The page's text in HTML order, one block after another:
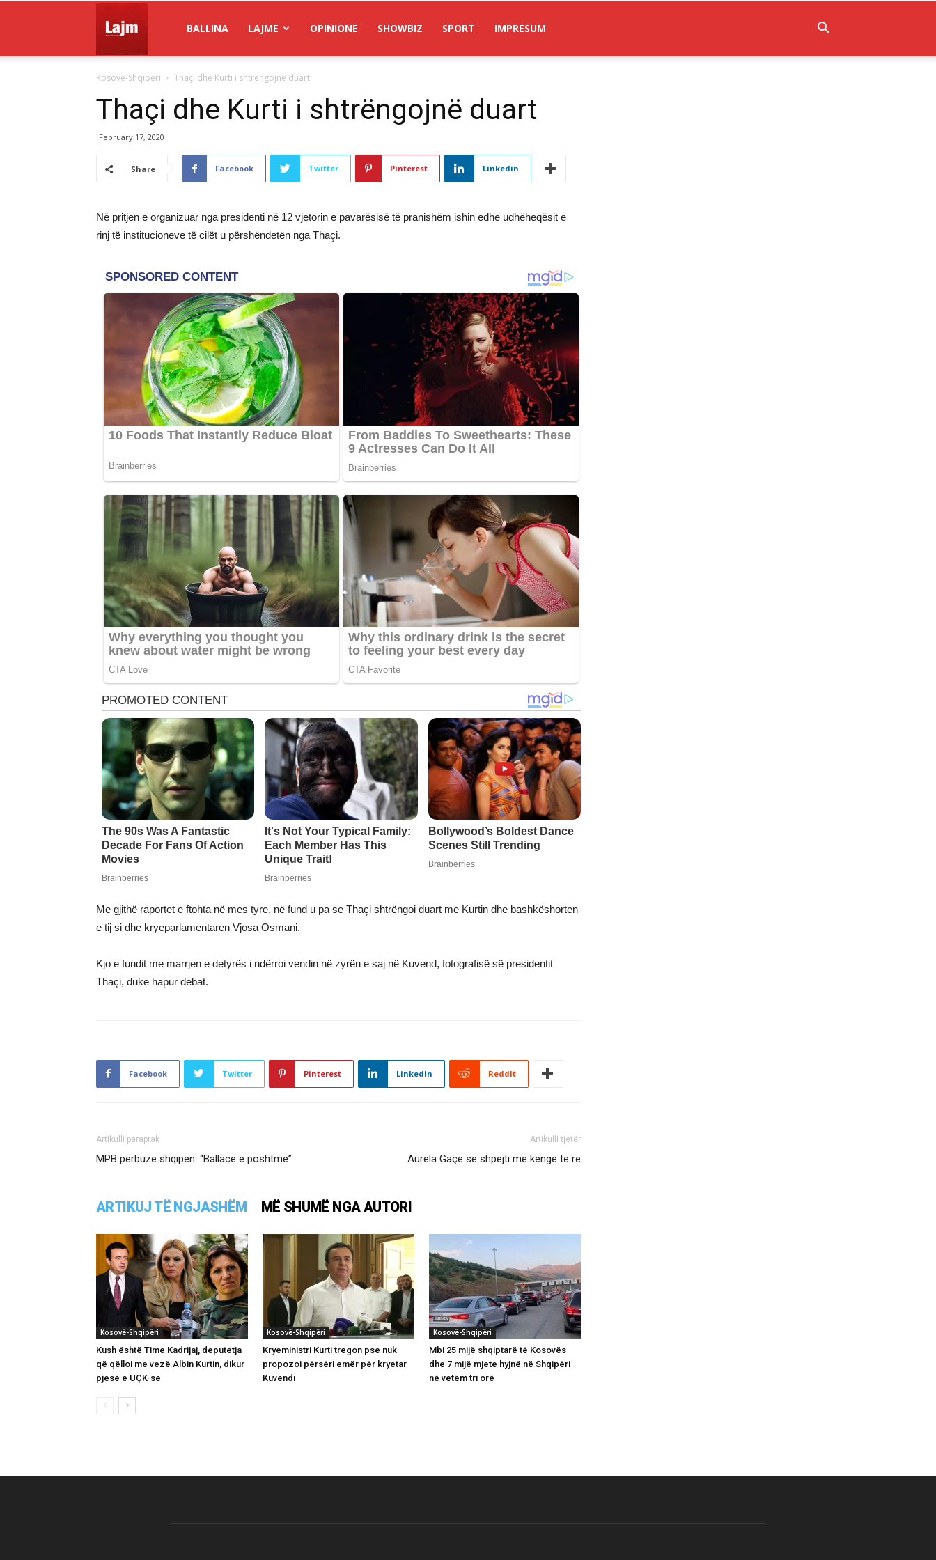
Lajm
BALLINA LAJME OPINIONE SHOWBIZ SPORT IMPRESUM
Kosovë-Shqipëri Thaçi dhe Kurti i shtrëngojnë duart
Thaçi dhe Kurti i shtrëngojnë duart
February 17, 2020
Share Facebook Twitter Pinterest Linkedin
Në pritjen e organizuar nga presidenti në 12 vjetorin e pavarësisë të pranishëm ishin edhe udhëheqësit e
rinj të institucioneve të cilët u përshëndetën nga Thaçi.
Me gjithë raportet e ftohta në mes tyre, në fund u pa se Thaçi shtrëngoi duart me Kurtin dhe bashkëshorten
e tij si dhe kryeparlamentaren Vjosa Osmani.
Kjo e fundit me marrjen e detyrës i ndërroi vendin në zyrën e saj në Kuvend, fotografisë së presidentit
Thaçi, duke hapur debat.
Facebook Twitter Pinterest Linkedin ReddIt
Artikulli paraprak
MPB përbuzë shqipen: “Ballacë e poshtme”
Artikulli tjetër
Aurela Gaçe së shpejti me këngë të re
ARTIKUJ TË NGJASHËM MË SHUMË NGA AUTORI
Kosovë-Shqipëri
Kush është Time Kadrijaj, deputetja
që qëlloi me vezë Albin Kurtin, dikur
pjesë e UÇK-së
Kosovë-Shqipëri
Kryeministri Kurti tregon pse nuk
propozoi përsëri emër për kryetar
Kuvendi
Kosovë-Shqipëri
Mbi 25 mijë shqiptarë të Kosovës
dhe 7 mijë mjete hyjnë në Shqipëri
në vetëm tri orë